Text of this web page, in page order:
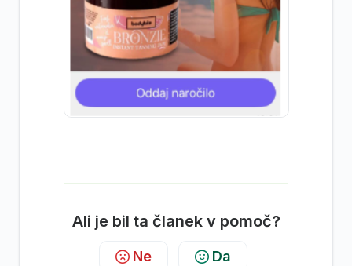
Ali je bil ta članek v pomoč?
Ne Da